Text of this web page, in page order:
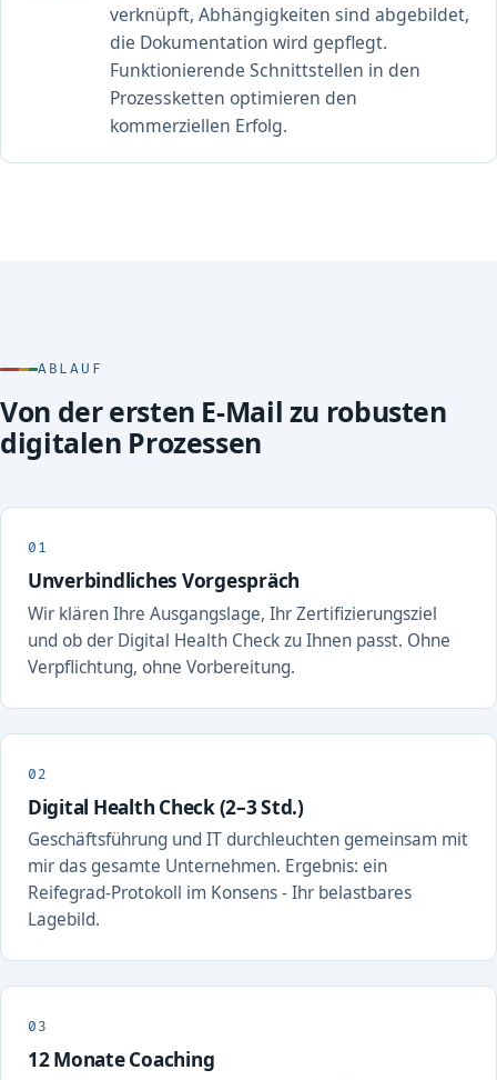
verknüpft, Abhängigkeiten sind abgebildet,
die Dokumentation wird gepflegt.
Funktionierende Schnittstellen in den
Prozessketten optimieren den
kommerziellen Erfolg.
ABLAUF
Von der ersten E-Mail zu robusten
digitalen Prozessen
Unverbindliches Vorgespräch
Wir klären Ihre Ausgangslage, Ihr Zertifizierungsziel
und ob der Digital Health Check zu Ihnen passt. Ohne
Verpflichtung, ohne Vorbereitung.
Digital Health Check (2–3 Std.)
Geschäftsführung und IT durchleuchten gemeinsam mit
mir das gesamte Unternehmen. Ergebnis: ein
Reifegrad-Protokoll im Konsens - Ihr belastbares
Lagebild.
12 Monate Coaching